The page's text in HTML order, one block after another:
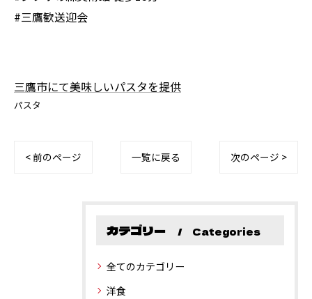
#三鷹歓送迎会
三鷹市にて美味しいパスタを提供
パスタ
< 前のページ 一覧に戻る 次のページ >
カテゴリー Categories
全てのカテゴリー
洋食